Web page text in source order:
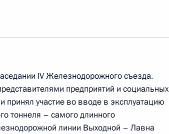
Ксенией Мазневой 3
IV Железнодорожного съезда.
предприятий и социальных
участие во вводе в эксплуатацию
тоннеля – самого длинного
линии Выходной – Лавна